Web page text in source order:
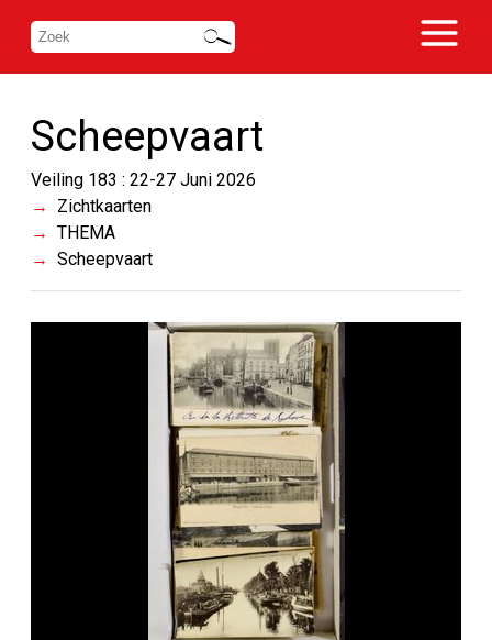
Scheepvaart
Veiling 183 : 22-27 Juni 2026
Zichtkaarten
THEMA
Scheepvaart